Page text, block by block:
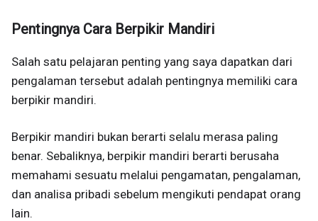
Pentingnya Cara Berpikir Mandiri
Salah satu pelajaran penting yang saya dapatkan dari
pengalaman tersebut adalah pentingnya memiliki cara
berpikir mandiri.
Berpikir mandiri bukan berarti selalu merasa paling
benar. Sebaliknya, berpikir mandiri berarti berusaha
memahami sesuatu melalui pengamatan, pengalaman,
dan analisa pribadi sebelum mengikuti pendapat orang
lain.